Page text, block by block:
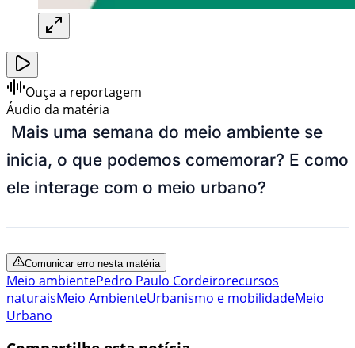
Ouça a reportagem
Áudio da matéria
Mais uma semana do meio ambiente se
inicia, o que podemos comemorar? E como
ele interage com o meio urbano?
Comunicar erro nesta matéria
Meio ambientePedro Paulo Cordeirorecursos
naturaisMeio AmbienteUrbanismo e mobilidadeMeio
Urbano